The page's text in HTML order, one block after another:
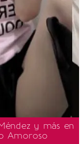
y más en
Amoroso